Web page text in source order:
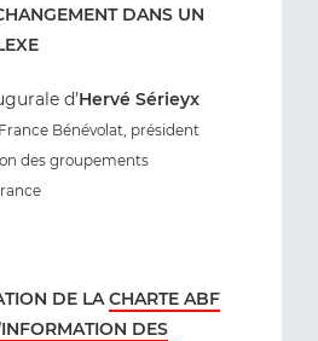
DANS UN
d’Hervé Sérieyx
Bénévolat, président
des groupements
DE LACHARTE ABF
DES